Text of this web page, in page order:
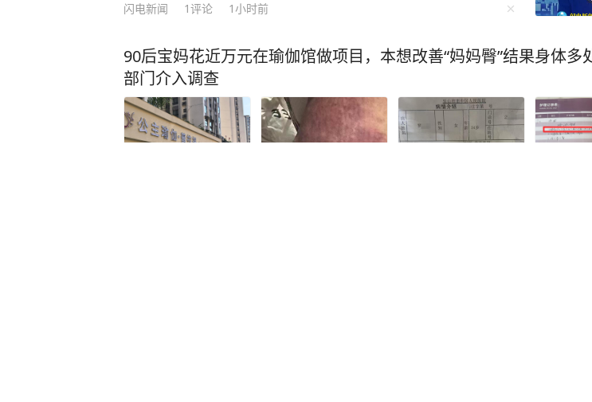
闪电新闻 1评论 1小时前
90后宝妈花近万元在瑜伽馆做项目，本想改善“妈妈臀”结果身体多
部门介入调查